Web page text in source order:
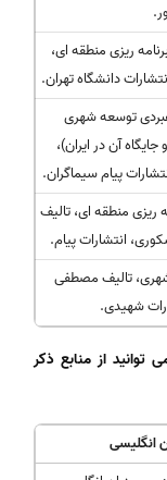
ریزی منطقه ای،
دانشگاه تهران.
توسعه شهری
آن در ایران)،
پیام سیماگران.
ریزی منطقه ای، تالیف
انتشارات پیام.
تالیف مصطفی
شهیدی.
از منابع ذکر
انگلیسی